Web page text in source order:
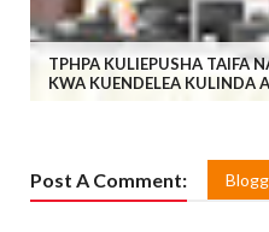
TPHPA KULIEPUSHA TAIFA
KWA KUENDELEA KULINDA
Post A Comment: